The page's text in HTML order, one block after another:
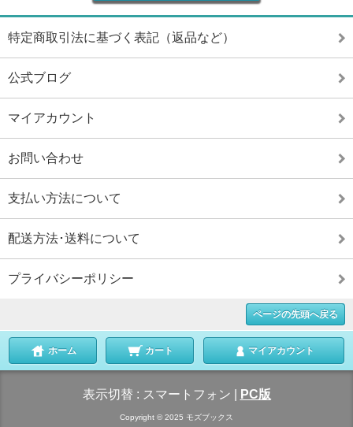
特定商取引法に基づく表記（返品など）
公式ブログ
マイアカウント
お問い合わせ
支払い方法について
配送方法･送料について
プライバシーポリシー
ページの先頭へ戻る
ホーム カート マイアカウント
表示切替 : スマートフォン PC版
Copyright © 2025 モズブックス